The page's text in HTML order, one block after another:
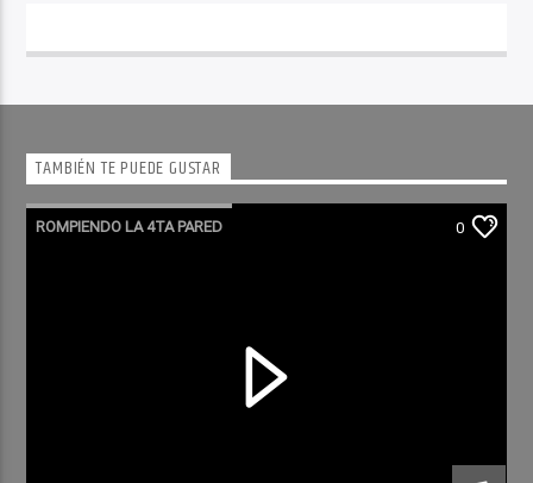
TAMBIÉN TE PUEDE GUSTAR
ROMPIENDO LA 4TA PARED 0